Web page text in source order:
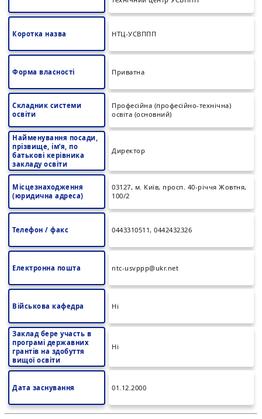
Коротка назва НТЦ-УСВППП
Форма власності Приватна
Складник системи
освіти
Професійна (професійно-технічна)
освіта (основний)
Найменування посади,
прізвище, ім’я, по
батькові керівника
закладу освіти
Директор
Місцезнаходження
(юридична адреса)
03127, м. Київ, просп. 40-річчя Жовтня,
100/2
Телефон / факс 0443310511, 0442432326
Електронна пошта ntc-usvppp@ukr.net
Військова кафедра Ні
Заклад бере участь в
програмі державних
грантів на здобуття
вищої освіти
Ні
Дата заснування 01.12.2000